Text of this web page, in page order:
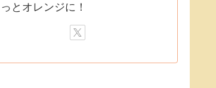
っとオレンジに！